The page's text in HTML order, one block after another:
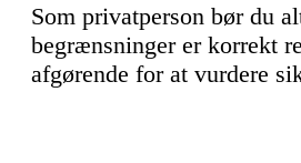
Som privatperson bør du
begrænsninger er korrekt
afgørende for at vurdere